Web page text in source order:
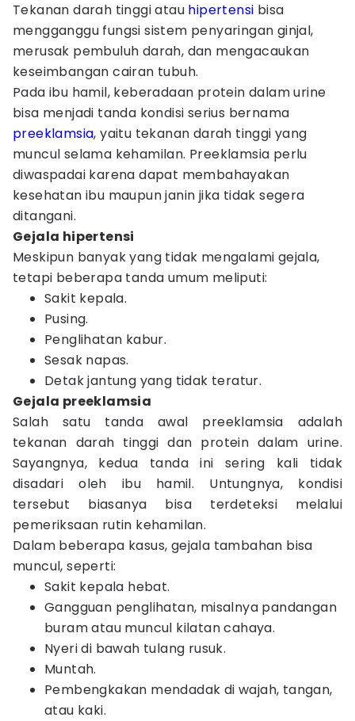
Tekanan darah tinggi atau hipertensi bisa
mengganggu fungsi sistem penyaringan ginjal,
merusak pembuluh darah, dan mengacaukan
keseimbangan cairan tubuh.
Pada ibu hamil, keberadaan protein dalam urine
bisa menjadi tanda kondisi serius bernama
preeklamsia, yaitu tekanan darah tinggi yang
muncul selama kehamilan. Preeklamsia perlu
diwaspadai karena dapat membahayakan
kesehatan ibu maupun janin jika tidak segera
ditangani.
Gejala hipertensi
Meskipun banyak yang tidak mengalami gejala,
tetapi beberapa tanda umum meliputi:
Sakit kepala.
Pusing.
Penglihatan kabur.
Sesak napas.
Detak jantung yang tidak teratur.
Gejala preeklamsia
Salah satu tanda awal preeklamsia adalah
tekanan darah tinggi dan protein dalam urine.
Sayangnya, kedua tanda ini sering kali tidak
disadari oleh ibu hamil. Untungnya, kondisi
tersebut biasanya bisa terdeteksi melalui
pemeriksaan rutin kehamilan.
Dalam beberapa kasus, gejala tambahan bisa
muncul, seperti:
Sakit kepala hebat.
Gangguan penglihatan, misalnya pandangan
buram atau muncul kilatan cahaya.
Nyeri di bawah tulang rusuk.
Muntah.
Pembengkakan mendadak di wajah, tangan,
atau kaki.